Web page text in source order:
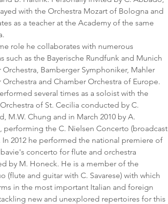
with the Orchestra Mozart of Bologna and
as a teacher at the Academy of the same
role he collaborates with numerous
such as the Bayerische Rundfunk and Munich
Orchestra, Bamberger Symphoniker, Mahler
Orchestra and Chamber Orchestra of Europe.
several times as a soloist with the
of St. Cecilia conducted by C.
M.W. Chung and in March 2010 by A.
performing the C. Nielsen Concerto (broadcast
In 2012 he performed the national premiere of
concerto for flute and orchestra
by M. Honeck. He is a member of the
(flute and guitar with C. Savarese) with which
in the most important Italian and foreign
new and unexplored repertoires for this